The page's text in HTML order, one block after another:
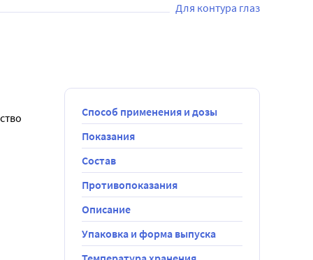
Для контура глаз
Способ применения и дозы
Показания
Состав
Противопоказания
Описание
Упаковка и форма выпуска